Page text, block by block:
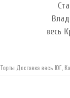
весь
Торты Доставка весь ЮГ,